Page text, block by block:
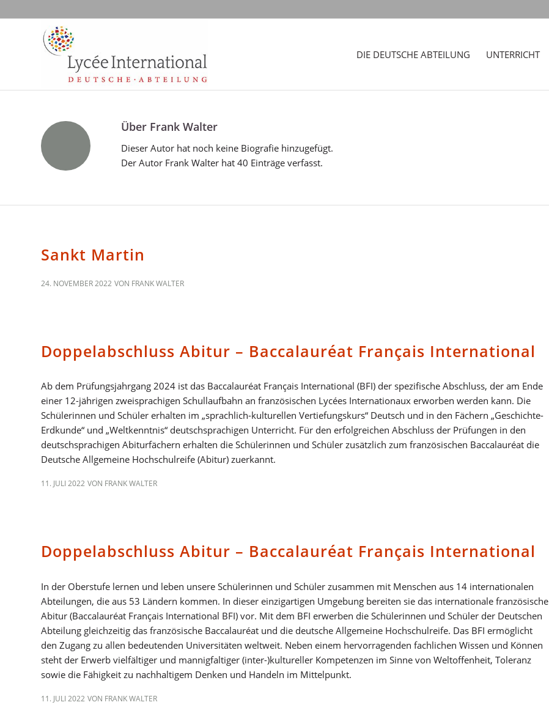
DIE DEUTSCHE ABTEILUNG UNTERRICHT
Über Frank Walter
Dieser Autor hat noch keine Biografie hinzugefügt.
Der Autor Frank Walter hat 40 Einträge verfasst.
Sankt Martin
24. NOVEMBER 2022 VON FRANK WALTER
Doppelabschluss Abitur – Baccalauréat Français International
Ab dem Prüfungsjahrgang 2024 ist das Baccalauréat Français International (BFI) der spezifische Abschluss, der am Ende
einer 12-jährigen zweisprachigen Schullaufbahn an französischen Lycées Internationaux erworben werden kann. Die
Schülerinnen und Schüler erhalten im „sprachlich-kulturellen Vertiefungskurs“ Deutsch und in den Fächern „Geschichte-
Erdkunde“ und „Weltkenntnis“ deutschsprachigen Unterricht. Für den erfolgreichen Abschluss der Prüfungen in den
deutschsprachigen Abiturfächern erhalten die Schülerinnen und Schüler zusätzlich zum französischen Baccalauréat die
Deutsche Allgemeine Hochschulreife (Abitur) zuerkannt.
11. JULI 2022 VON FRANK WALTER
Doppelabschluss Abitur – Baccalauréat Français International
In der Oberstufe lernen und leben unsere Schülerinnen und Schüler zusammen mit Menschen aus 14 internationalen
Abteilungen, die aus 53 Ländern kommen. In dieser einzigartigen Umgebung bereiten sie das internationale französische
Abitur (Baccalauréat Français International BFI) vor. Mit dem BFI erwerben die Schülerinnen und Schüler der Deutschen
Abteilung gleichzeitig das französische Baccalauréat und die deutsche Allgemeine Hochschulreife. Das BFI ermöglicht
den Zugang zu allen bedeutenden Universitäten weltweit. Neben einem hervorragenden fachlichen Wissen und Können
steht der Erwerb vielfältiger und mannigfaltiger (inter-)kultureller Kompetenzen im Sinne von Weltoffenheit, Toleranz
sowie die Fähigkeit zu nachhaltigem Denken und Handeln im Mittelpunkt.
11. JULI 2022 VON FRANK WALTER